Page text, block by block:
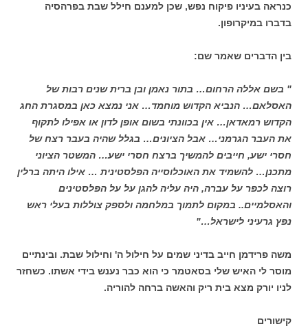
כנראה בעיניו פיקוח נפש, שכן למענם חילל שבת בפרהסיה
בדברו במיקרופון.
בין הדברים שאמר שם:
" בשם אללה הרחום… בתור נאמן ובן ברית שנים רבות של
האסלאם… הנביא הקדוש מוחמד… אני נמצא כאן במסגרת החג
הקדוש רמאדאן… אין בכוונתי בשום אופן לדון או אפילו לתקוף
את העבר הגרמני… אבל הציונים… בגלל שהיה בעבר רצח של
חסרי ישע, חייבים להמשיך ברצח חסרי ישע… המשטר הציוני
מתכנן… להשמיד את האוכלוסייה הפלסטינית … אילו היתה ברלין
רוצה לכפר על עברה, היה עליה להגן על על הפלסטינים
והאסלמיים.. במקום לתמוך במלחמה ולספק צוללות בעלי ראש
נפץ גרעיני לישראל…"
משה פרידמן חייב בדיני שמים על חילול ה' וחילול שבת. ובינתיים
מוסר לי האיש שלי בסאטמר כי הוא כבר נענש בידי אשתו. כשחזר
לניו יורק מצא בית ריק והאשה ברחה להוריה.
קישורים